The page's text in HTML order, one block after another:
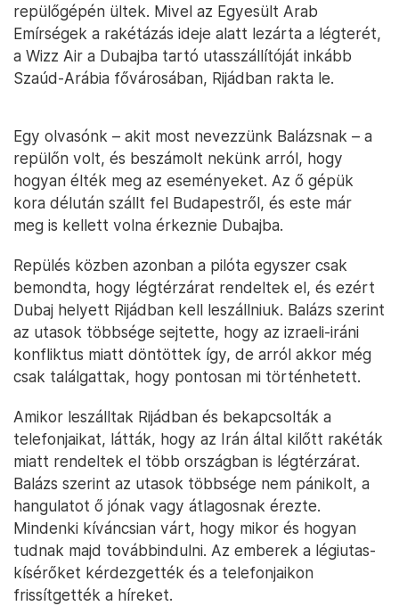
repülőgépén ültek. Mivel az Egyesült Arab
Emírségek a rakétázás ideje alatt lezárta a légterét,
a Wizz Air a Dubajba tartó utasszállítóját inkább
Szaúd-Arábia fővárosában, Rijádban rakta le.
Egy olvasónk – akit most nevezzünk Balázsnak – a
repülőn volt, és beszámolt nekünk arról, hogy
hogyan élték meg az eseményeket. Az ő gépük
kora délután szállt fel Budapestről, és este már
meg is kellett volna érkeznie Dubajba.
Repülés közben azonban a pilóta egyszer csak
bemondta, hogy légtérzárat rendeltek el, és ezért
Dubaj helyett Rijádban kell leszállniuk. Balázs szerint
az utasok többsége sejtette, hogy az izraeli-iráni
konfliktus miatt döntöttek így, de arról akkor még
csak találgattak, hogy pontosan mi történhetett.
Amikor leszálltak Rijádban és bekapcsolták a
telefonjaikat, látták, hogy az Irán által kilőtt rakéták
miatt rendeltek el több országban is légtérzárat.
Balázs szerint az utasok többsége nem pánikolt, a
hangulatot ő jónak vagy átlagosnak érezte.
Mindenki kíváncsian várt, hogy mikor és hogyan
tudnak majd továbbindulni. Az emberek a légiutas-
kísérőket kérdezgették és a telefonjaikon
frissítgették a híreket.